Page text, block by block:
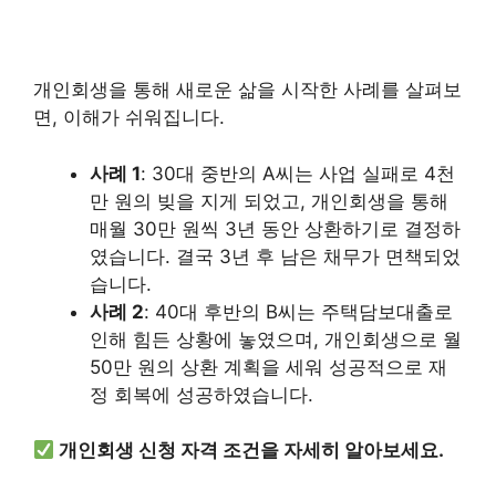
개인회생을 통해 새로운 삶을 시작한 사례를 살펴보
면, 이해가 쉬워집니다.
사례 1: 30대 중반의 A씨는 사업 실패로 4천
만 원의 빚을 지게 되었고, 개인회생을 통해
매월 30만 원씩 3년 동안 상환하기로 결정하
였습니다. 결국 3년 후 남은 채무가 면책되었
습니다.
사례 2: 40대 후반의 B씨는 주택담보대출로
인해 힘든 상황에 놓였으며, 개인회생으로 월
50만 원의 상환 계획을 세워 성공적으로 재
정 회복에 성공하였습니다.
개인회생 신청 자격 조건을 자세히 알아보세요.